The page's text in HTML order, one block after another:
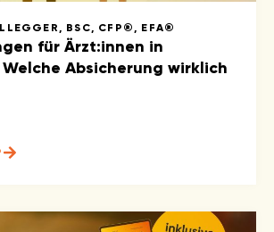
BSC, CFP®, EFA®
für Ärzt:innen in
Absicherung wirklich